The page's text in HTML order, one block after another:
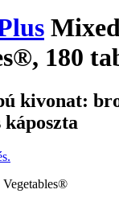
180
kivonat:
káposzta